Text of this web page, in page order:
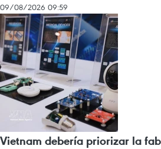
09/08/2026 09:59
Vietnam debería priorizar la